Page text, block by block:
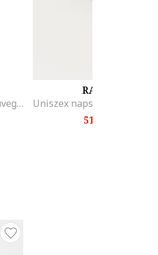
Polarizált panto napszemüveg, Púderkék/Világos aranyszín
RAY-BAN
51.899 Ft